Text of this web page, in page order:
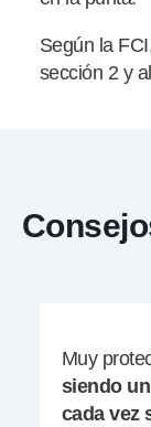
Según la
sección 2 y
Muy
siendo
cada vez